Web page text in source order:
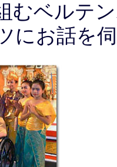
むベルテ
にお話を